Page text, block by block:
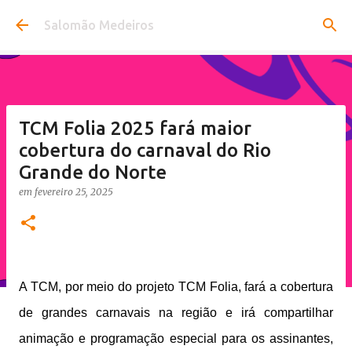
Pular para o conteúdo principal
Salomão Medeiros
TCM Folia 2025 fará maior
cobertura do carnaval do Rio
Grande do Norte
em fevereiro 25, 2025
A TCM, por meio do projeto TCM Folia, fará a cobertura
de grandes carnavais na região e irá compartilhar
animação e programação especial para os assinantes,